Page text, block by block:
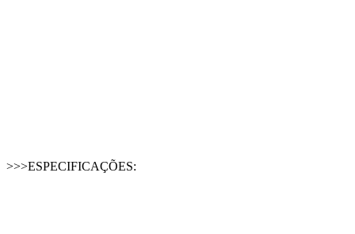
>>>ESPECIFICAÇÕES: